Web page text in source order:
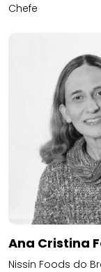
Chefe
Ana Cristina
Nissin Foods do